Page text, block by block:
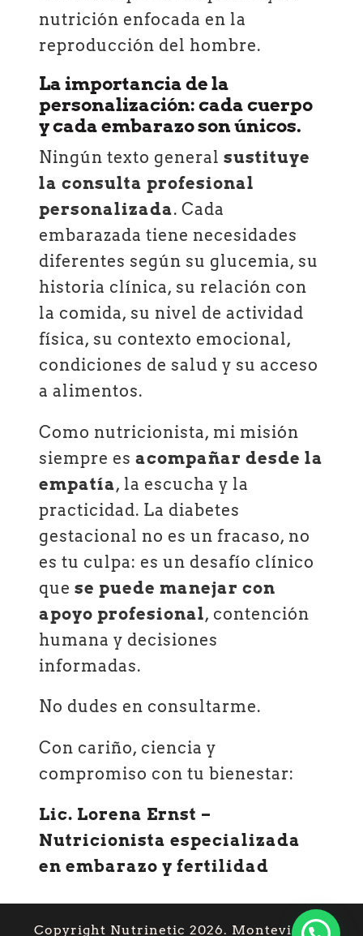
nutrición enfocada en la
reproducción del hombre.
La importancia de la
personalización: cada cuerpo
y cada embarazo son únicos.
Ningún texto generalsustituye
la consulta profesional
personalizada. Cada
embarazada tiene necesidades
diferentes según su glucemia, su
historia clínica, su relación con
la comida, su nivel de actividad
física, su contexto emocional,
condiciones de salud y su acceso
a alimentos.
Como nutricionista, mi misión
siempre esacompañar desde la
empatía, la escucha y la
practicidad. La diabetes
gestacional no es un fracaso, no
es tu culpa: es un desafío clínico
quese puede manejar con
apoyo profesional, contención
humana y decisiones
informadas.
No dudes en consultarme.
Con cariño, ciencia y
compromiso con tu bienestar:
Lic. Lorena Ernst –
Nutricionista especializada
en embarazo y fertilidad
Copyright Nutrinetic 2026. Montevideo –